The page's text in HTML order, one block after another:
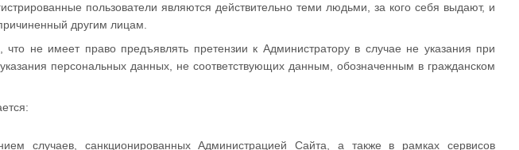
пользователи являются действительно теми людьми, за кого себя выдают, и
другим лицам.
не имеет право предъявлять претензии к Администратору в случае не указания при
персональных данных, не соответствующих данным, обозначенным в гражданском
случаев, санкционированных Администрацией Сайта, а также в рамках сервисов